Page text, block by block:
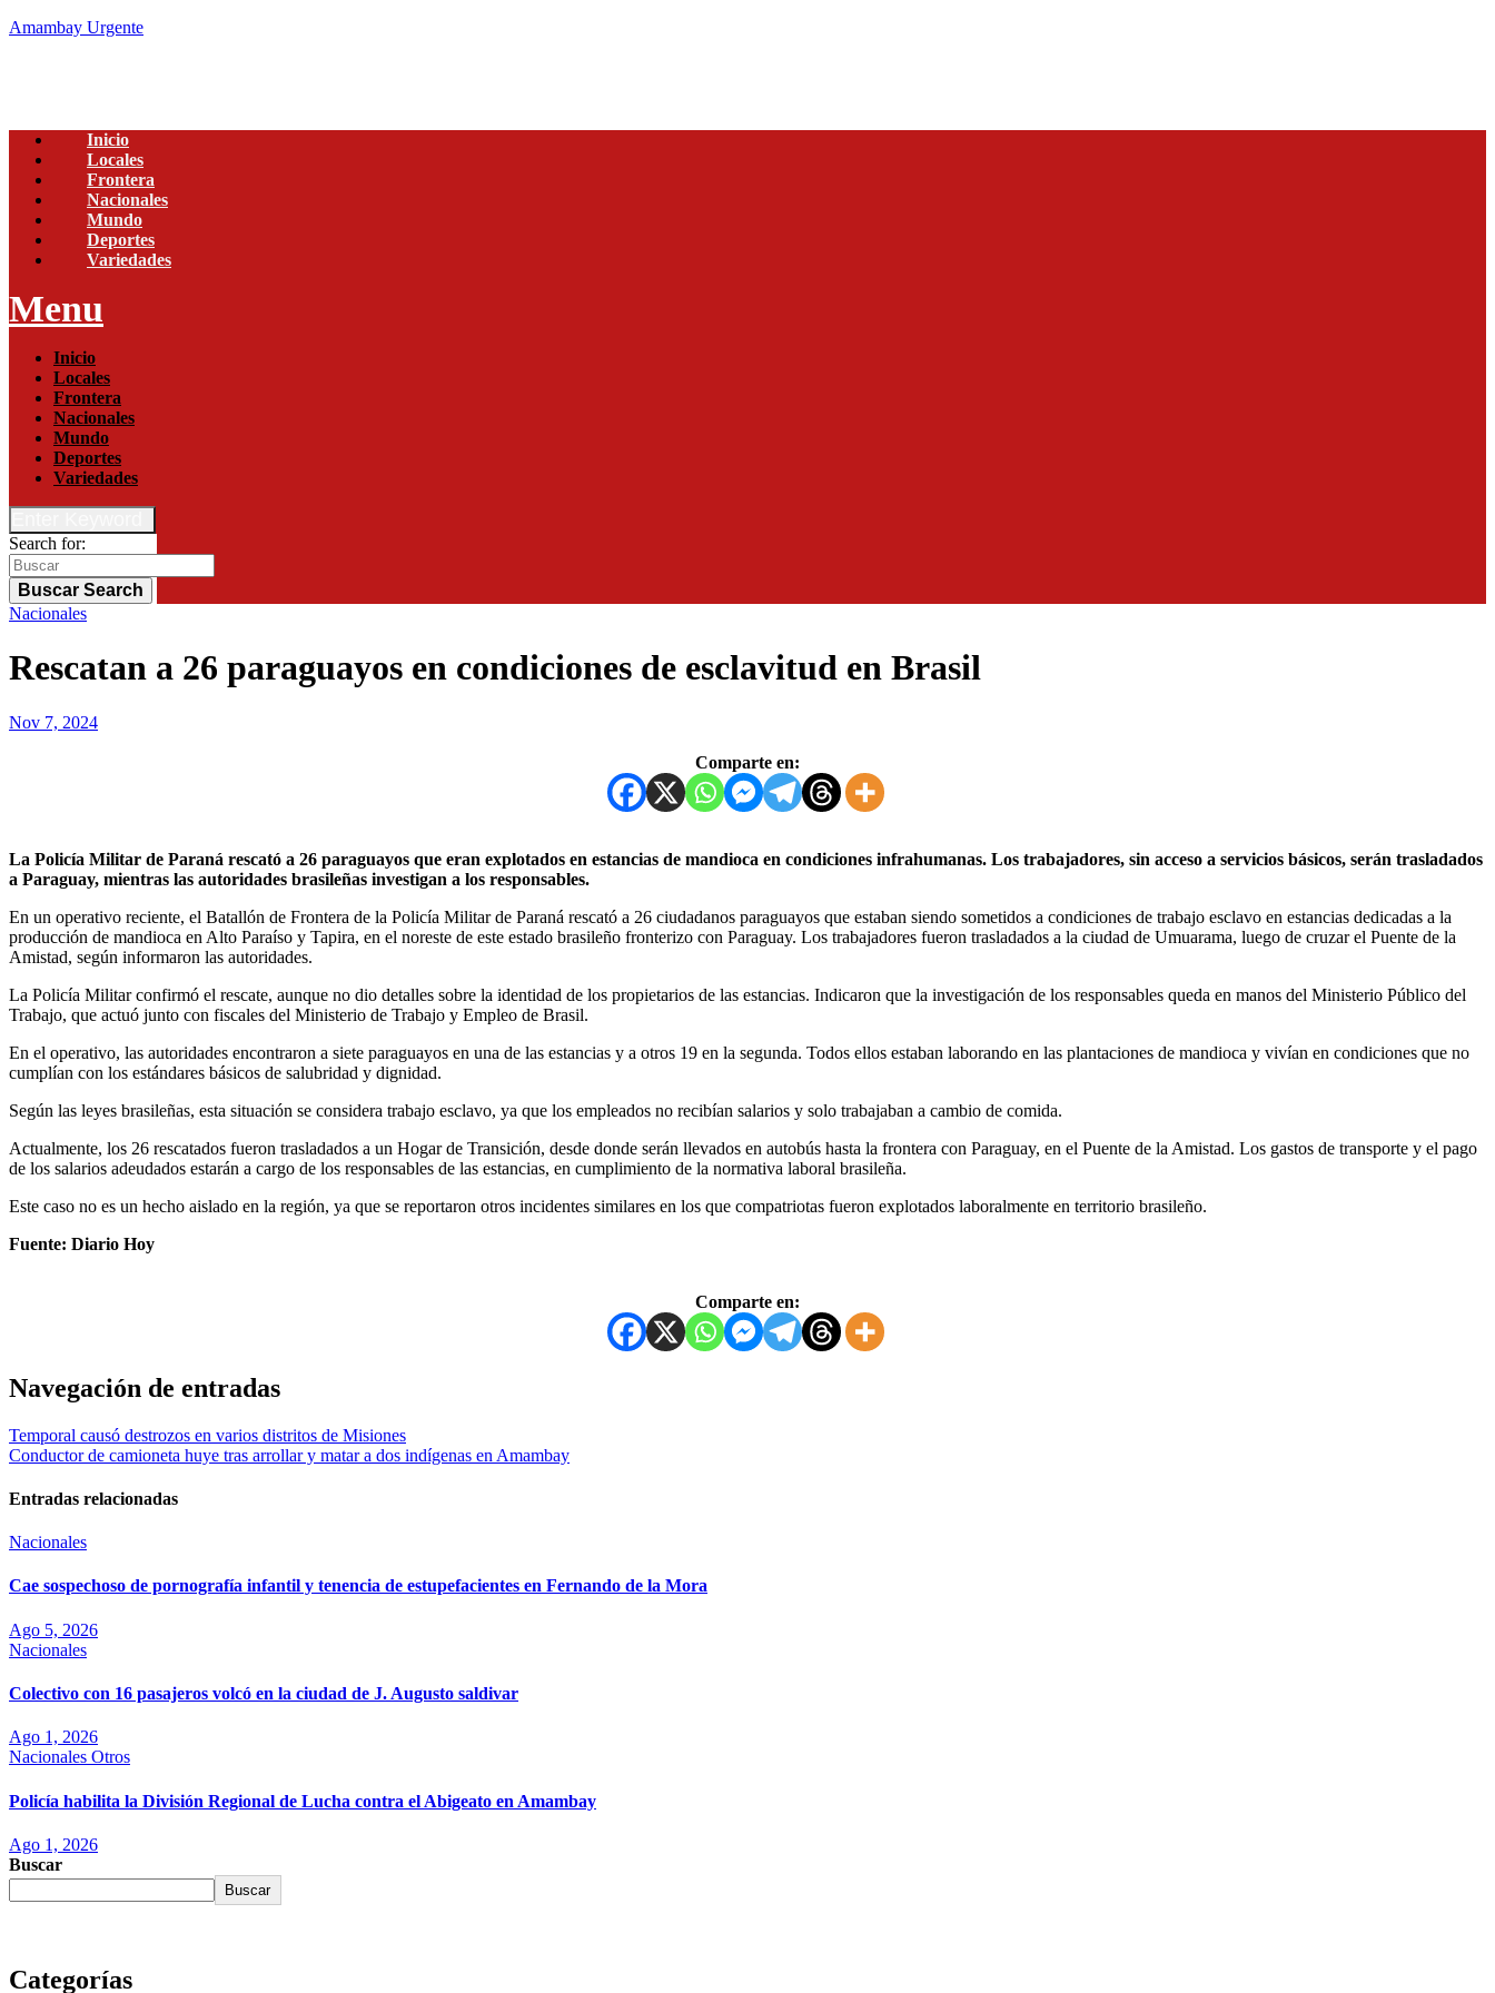
Amambay Urgente
Inicio
Locales
Frontera
Nacionales
Mundo
Deportes
Variedades
Menu
Inicio
Locales
Frontera
Nacionales
Mundo
Deportes
Variedades
Search for:
Buscar Search
Nacionales
Rescatan a 26 paraguayos en condiciones de esclavitud en Brasil
Nov 7, 2024
Comparte en:
La Policía Militar de Paraná rescató a 26 paraguayos que eran explotados en estancias de mandioca en condiciones infrahumanas. Los trabajadores, sin acceso a servicios básicos, serán trasladados
a Paraguay, mientras las autoridades brasileñas investigan a los responsables.
En un operativo reciente, el Batallón de Frontera de la Policía Militar de Paraná rescató a 26 ciudadanos paraguayos que estaban siendo sometidos a condiciones de trabajo esclavo en estancias dedicadas a la
producción de mandioca en Alto Paraíso y Tapira, en el noreste de este estado brasileño fronterizo con Paraguay. Los trabajadores fueron trasladados a la ciudad de Umuarama, luego de cruzar el Puente de la
Amistad, según informaron las autoridades.
La Policía Militar confirmó el rescate, aunque no dio detalles sobre la identidad de los propietarios de las estancias. Indicaron que la investigación de los responsables queda en manos del Ministerio Público del
Trabajo, que actuó junto con fiscales del Ministerio de Trabajo y Empleo de Brasil.
En el operativo, las autoridades encontraron a siete paraguayos en una de las estancias y a otros 19 en la segunda. Todos ellos estaban laborando en las plantaciones de mandioca y vivían en condiciones que no
cumplían con los estándares básicos de salubridad y dignidad.
Según las leyes brasileñas, esta situación se considera trabajo esclavo, ya que los empleados no recibían salarios y solo trabajaban a cambio de comida.
Actualmente, los 26 rescatados fueron trasladados a un Hogar de Transición, desde donde serán llevados en autobús hasta la frontera con Paraguay, en el Puente de la Amistad. Los gastos de transporte y el pago
de los salarios adeudados estarán a cargo de los responsables de las estancias, en cumplimiento de la normativa laboral brasileña.
Este caso no es un hecho aislado en la región, ya que se reportaron otros incidentes similares en los que compatriotas fueron explotados laboralmente en territorio brasileño.
Fuente: Diario Hoy
Comparte en:
Navegación de entradas
Temporal causó destrozos en varios distritos de Misiones
Conductor de camioneta huye tras arrollar y matar a dos indígenas en Amambay
Entradas relacionadas
Nacionales
Cae sospechoso de pornografía infantil y tenencia de estupefacientes en Fernando de la Mora
Ago 5, 2026
Nacionales
Colectivo con 16 pasajeros volcó en la ciudad de J. Augusto saldivar
Ago 1, 2026
Nacionales Otros
Policía habilita la División Regional de Lucha contra el Abigeato en Amambay
Ago 1, 2026
Buscar
Buscar
Categorías